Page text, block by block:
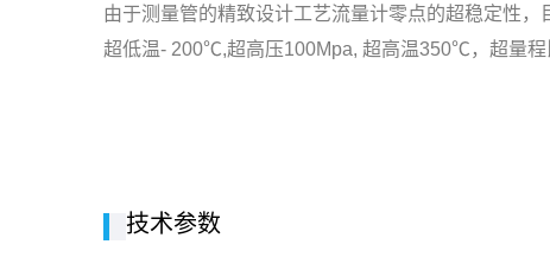
由于测量管的精致设计工艺流量计零点的超稳定性，
超低温- 200℃,超高压100Mpa, 超高温350℃，超量程
技术参数